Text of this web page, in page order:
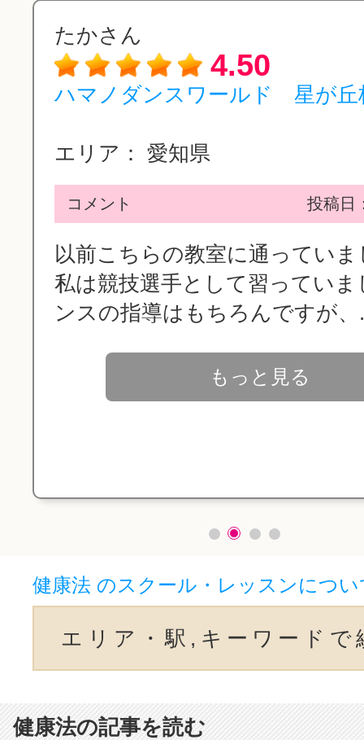
たかさん
4.50
ハマノダンスワールド 星が丘
エリア： 愛知県
コメント 投稿日
以前こちらの教室に通ってい
私は競技選手として習ってい
ンスの指導はもちろんですが、
もっと見る
健康法 のスクール・レッスンにつ
エリア・駅,キーワードで
健康法の記事を読む